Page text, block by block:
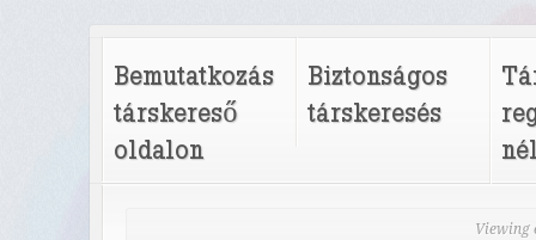
Bemutatkozás
társkereső
oldalon
Biztonságos
társkeresés
Viewing